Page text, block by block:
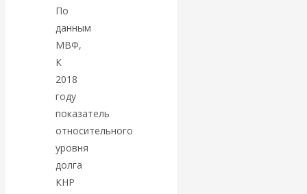
Валентин
Катасонов
считает, что
кризис в
банковской
сфере России
По
данным
МВФ,
К
2018
году
показатель
относительного
уровня
долга
КНР